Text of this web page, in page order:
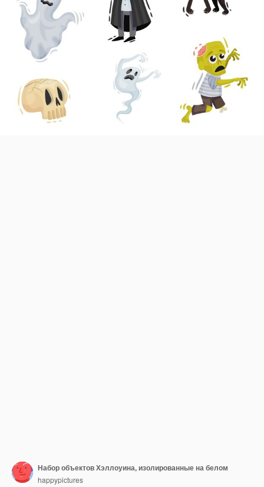
Набор объектов Хэллоуина, изолированные на белом
happypictures